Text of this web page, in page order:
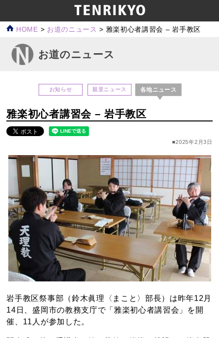
HOME > お道のニュース > 雅楽初心者講習会 – 岩手教区
お道のニュース
お知らせ 親里ニュース 各地ニュース
雅楽初心者講習会 – 岩手教区
■2025年2月3日
岩手教区祭事部（鈴木眞理〈まこと〉部長）は昨年12月
14日、盛岡市の教務支庁で「雅楽初心者講習会」を開
催、11人が参加した。